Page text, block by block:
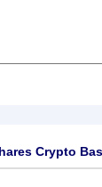
Crypto